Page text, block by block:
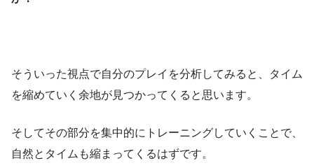
そういった視点で自分のプレイを分析してみると、タイム
を縮めていく余地が見つかってくると思います。
そしてその部分を集中的にトレーニングしていくことで、
自然とタイムも縮まってくるはずです。